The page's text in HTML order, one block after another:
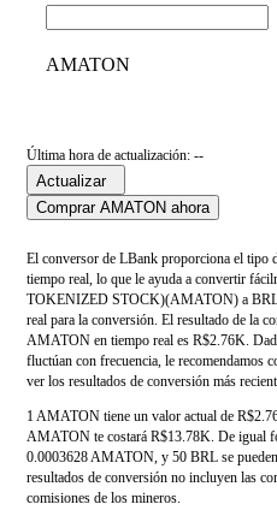
AMATON
Última hora de actualización: --
Actualizar
Comprar AMATON ahora
El conversor de LBank proporciona el
tiempo real, lo que le ayuda a convertir
TOKENIZED STOCK)(AMATON) a BRL.
real para la conversión. El resultado de la
AMATON en tiempo real es R$2.76K.
fluctúan con frecuencia, le recomendamos
ver los resultados de conversión más
1 AMATON tiene un valor actual de
AMATON te costará R$13.78K. De igual
0.0003628 AMATON, y 50 BRL se
resultados de conversión no incluyen las
comisiones de los mineros.